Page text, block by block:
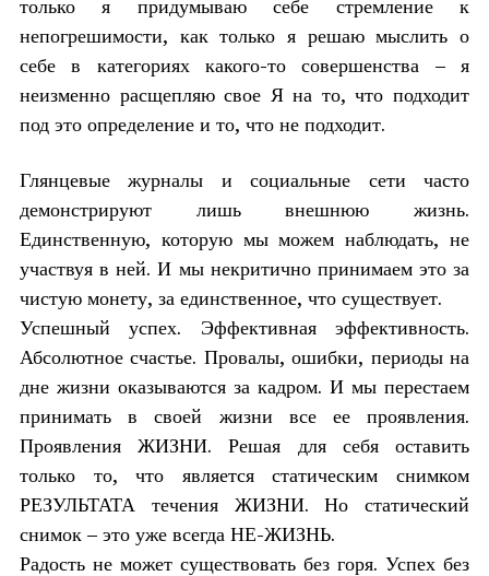
только я придумываю себе стремление к
непогрешимости, как только я решаю мыслить о
себе в категориях какого-то совершенства – я
неизменно расщепляю свое Я на то, что подходит
под это определение и то, что не подходит.
Глянцевые журналы и социальные сети часто
демонстрируют лишь внешнюю жизнь.
Единственную, которую мы можем наблюдать, не
участвуя в ней. И мы некритично принимаем это за
чистую монету, за единственное, что существует.
Успешный успех. Эффективная эффективность.
Абсолютное счастье. Провалы, ошибки, периоды на
дне жизни оказываются за кадром. И мы перестаем
принимать в своей жизни все ее проявления.
Проявления ЖИЗНИ. Решая для себя оставить
только то, что является статическим снимком
РЕЗУЛЬТАТА течения ЖИЗНИ. Но статический
снимок – это уже всегда НЕ-ЖИЗНЬ.
Радость не может существовать без горя. Успех без